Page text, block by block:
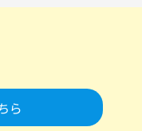
ら